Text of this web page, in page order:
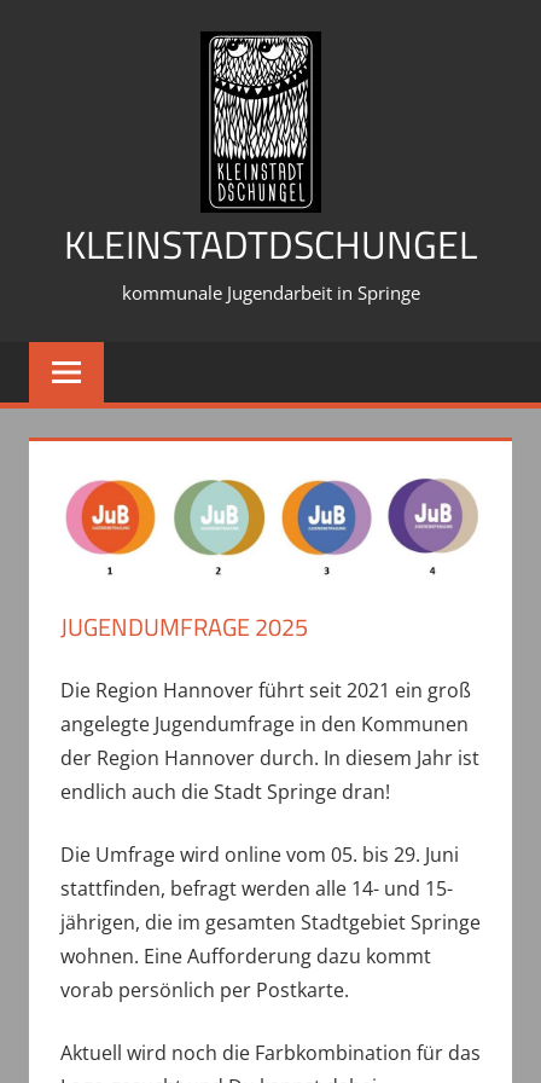
KLEINSTADTDSCHUNGEL
kommunale Jugendarbeit in Springe
JUGENDUMFRAGE 2025
Die Region Hannover führt seit 2021 ein groß
angelegte Jugendumfrage in den Kommunen
der Region Hannover durch. In diesem Jahr ist
endlich auch die Stadt Springe dran!
Die Umfrage wird online vom 05. bis 29. Juni
stattfinden, befragt werden alle 14- und 15-
jährigen, die im gesamten Stadtgebiet Springe
wohnen. Eine Aufforderung dazu kommt
vorab persönlich per Postkarte.
Aktuell wird noch die Farbkombination für das